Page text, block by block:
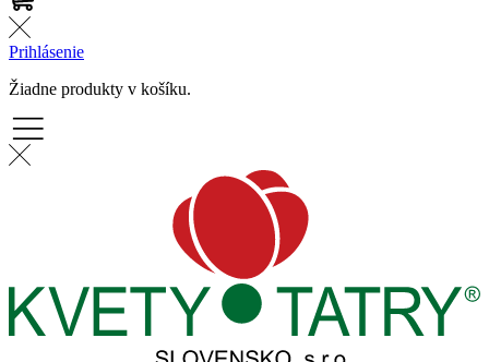
Prihlásenie
Žiadne produkty v košíku.